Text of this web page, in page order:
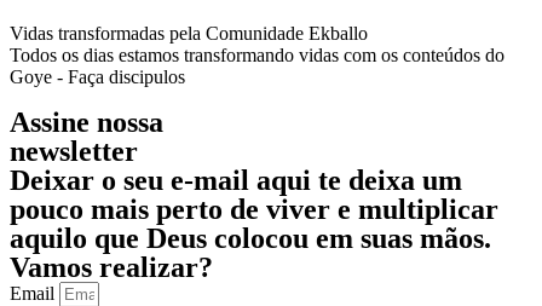
Vidas transformadas pela Comunidade Ekballo
Todos os dias estamos transformando vidas com os conteúdos do
Goye - Faça discipulos
Assine nossa
newsletter
Deixar o seu e-mail aqui te deixa um
pouco mais perto de viver e multiplicar
aquilo que Deus colocou em suas mãos.
Vamos realizar?
Email